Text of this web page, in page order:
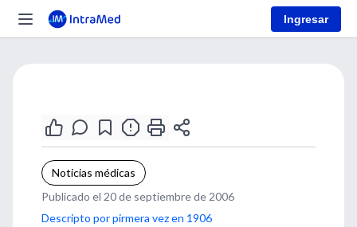
Ingresar
Noticias médicas
Publicado el 20 de septiembre de 2006
Descripto por pirmera vez en 1906